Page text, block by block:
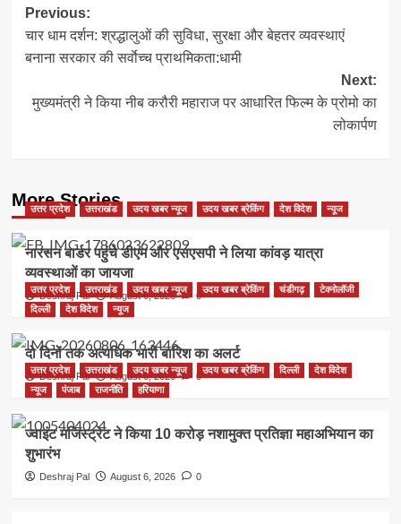
Post
navigation
Previous:
चार धाम दर्शन: श्रद्धालुओं की सुविधा, सुरक्षा और बेहतर व्यवस्थाएं
बनाना सरकार की सर्वाेच्च प्राथमिकता:धामी
Next:
मुख्यमंत्री ने किया नीब करौरी महाराज पर आधारित फिल्म के प्रोमो का
लोकार्पण
More Stories
उत्तर प्रदेश उत्तराखंड उदय खबर न्यूज उदय खबर ब्रेकिंग देश विदेश न्यूज
नारसन बार्डर पहुंचे डीएम और एसएसपी ने लिया कांवड़ यात्रा
व्यवस्थाओं का जायजा
Deshraj Pal August 6, 2026 0
उत्तर प्रदेश उत्तराखंड उदय खबर न्यूज उदय खबर ब्रेकिंग चंडीगढ़
टेक्नोलॉजी
दिल्ली
देश विदेश न्यूज
दो दिनों तक अत्यधिक भारी बारिश का अलर्ट
Deshraj Pal August 6, 2026 0
उत्तर प्रदेश उत्तराखंड उदय खबर न्यूज उदय खबर ब्रेकिंग दिल्ली
देश विदेश
न्यूज
पंजाब राजनीति हरियाणा
ज्वाइंट मजिस्ट्रेट ने किया 10 करोड़ नशामुक्त प्रतिज्ञा महाअभियान का
शुभारंभ
Deshraj Pal August 6, 2026 0